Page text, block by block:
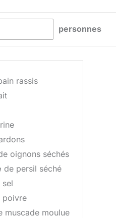
personnes
rassis
oignons séchés
de persil séché
sel
poivre
muscade moulue